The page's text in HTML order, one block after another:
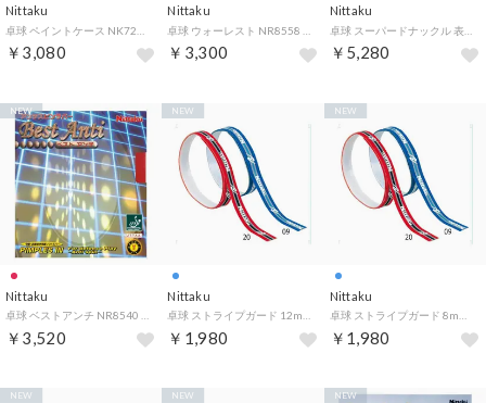
Nittaku
￥3,080
Nittaku
￥3,300
Nittaku
卓球 スーパードナックル 表ソフト 表ソフトラバー NR8573 20 （レッド）
￥5,280
Nittaku
￥3,520
NEW
Nittaku
￥1,980
NEW
Nittaku
￥1,980
NEW
NEW NEW NEW